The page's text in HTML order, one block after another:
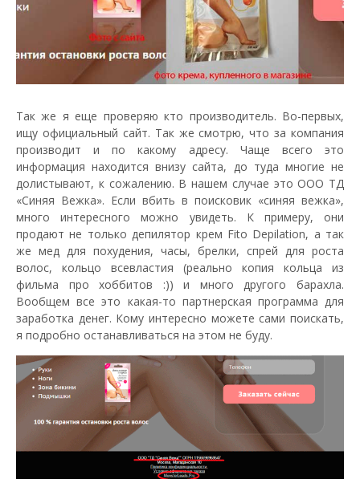
Так же я еще проверяю кто производитель. Во-первых,
ищу официальный сайт. Так же смотрю, что за компания
производит и по какому адресу. Чаще всего это
информация находится внизу сайта, до туда многие не
долистывают, к сожалению. В нашем случае это ООО ТД
«Синяя Вежка». Если вбить в поисковик «синяя вежка»,
много интересного можно увидеть. К примеру, они
продают не только депилятор крем Fito Depilation, а так
же мед для похудения, часы, брелки, спрей для роста
волос, кольцо всевластия (реально копия кольца из
фильма про хоббитов :)) и много другого барахла.
Вообщем все это какая-то партнерская программа для
заработка денег. Кому интересно можете сами поискать,
я подробно останавливаться на этом не буду.